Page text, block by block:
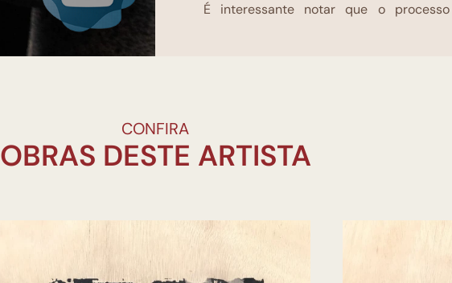
É interessante notar que o
certa forma, inverte a lógica dessa
representação do natural, já que a
como Museu de Arte Moderna do Rio
Biblioteca Nacional, Universidade
de Arte Contemporânea de Blumenau,
CONFIRA
OBRAS DESTE ARTISTA